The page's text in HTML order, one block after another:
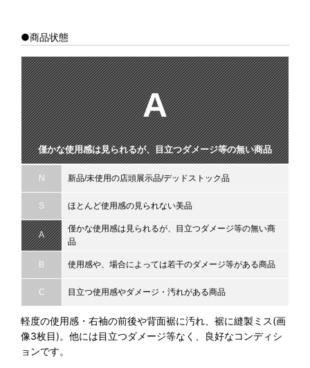
●商品状態
A
僅かな使用感は見られるが、目立つダメージ等の無い商品
N 新品/未使用の店頭展示品/デッドストック品
S ほとんど使用感の見られない美品
A
僅かな使用感は見られるが、目立つダメージ等の無い商
品
B 使用感や、場合によっては若干のダメージ等がある商品
C 目立つ使用感やダメージ・汚れがある商品
軽度の使用感・右袖の前後や背面裾に汚れ、裾に縫製ミス(画
像3枚目)。他には目立つダメージ等なく、良好なコンディシ
ョンです。